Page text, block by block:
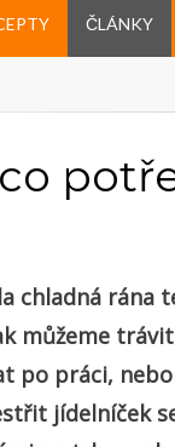
ČLÁNKY
chladná rána
můžeme
po práci,
jídelníček